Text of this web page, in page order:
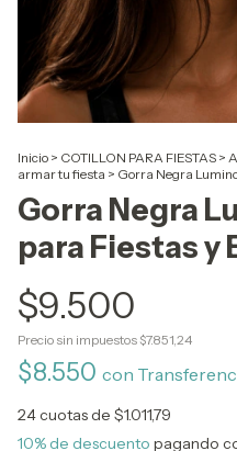
Inicio > COTILLON PARA FIESTAS >
armar tu fiesta > Gorra Negra
Gorra Negra
para Fiestas y
$9.500
Precio sin impuestos $7.851,24
$8.550 con
24cuotas de $1.011,79
10% de descuento pagando